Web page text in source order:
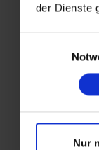
der Dienste
Nur
Tage)
Änderung
Bewertete